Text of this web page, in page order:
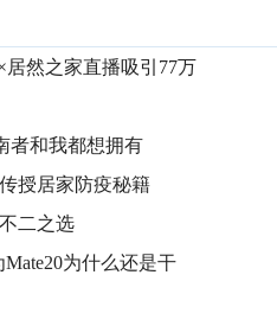
然之家直播吸引77万
者和我都想拥有
授居家防疫秘籍
二之选
为什么还是干